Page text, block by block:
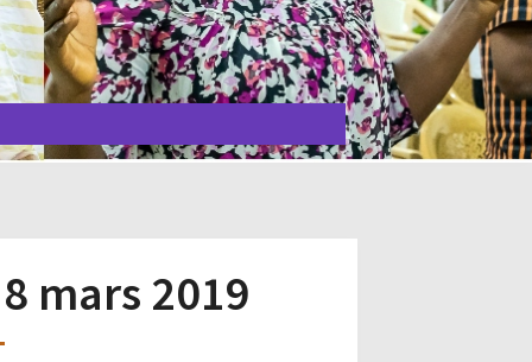
mars 2019